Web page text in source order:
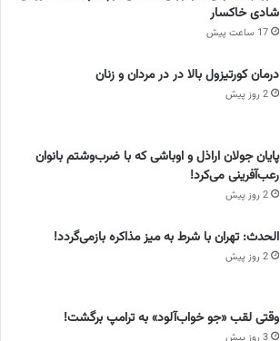
شادی خاکسار
17 ساعت پیش
درمان کورتیزول بالا در در مردان و زنان
2 روز پیش
پایان جولان اراذل و اوباشی که با ضرب‌وشتم بانوان
رعب‌آفرینی می‌کرد!
2 روز پیش
الحدث: تهران با شرط به میز مذاکره بازمی‌گردد!
2 روز پیش
وقتی لقب «جو خواب‌آلود» به ترامپ برگشت!